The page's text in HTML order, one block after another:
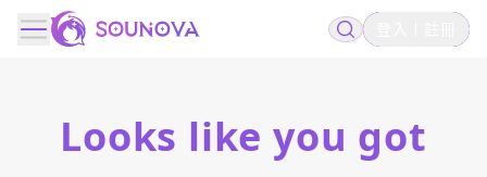
Looks like you got